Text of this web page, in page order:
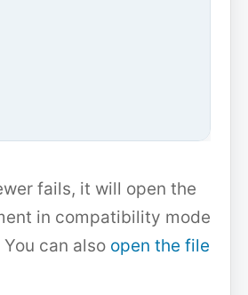
fails, it will open the
in compatibility mode
can also open the file